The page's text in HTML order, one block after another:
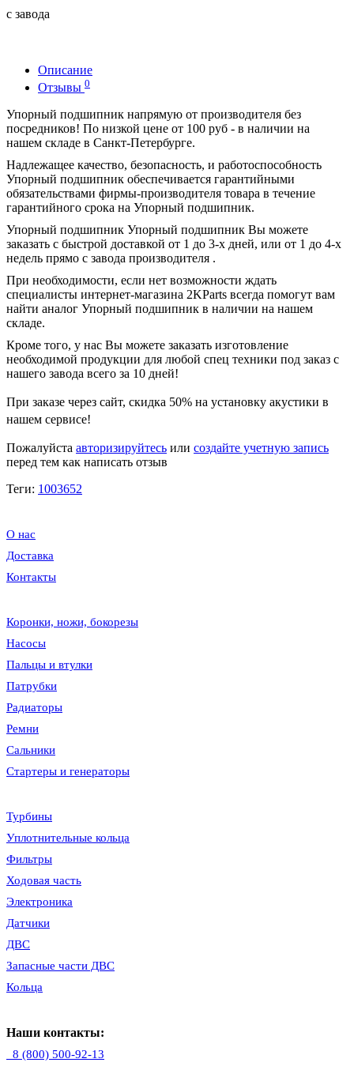
с завода
Описание
Отзывы 0
Упорный подшипник напрямую от производителя без
посредников! По низкой цене от 100 руб - в наличии на
нашем складе в Санкт-Петербурге.
Надлежащее качество, безопасность, и работоспособность
Упорный подшипник обеспечивается гарантийными
обязательствами фирмы-производителя товара в течение
гарантийного срока на Упорный подшипник.
Упорный подшипник Упорный подшипник Вы можете
заказать с быстрой доставкой от 1 до 3-х дней, или от 1 до 4-х
недель прямо с завода производителя .
При необходимости, если нет возможности ждать
специалисты интернет-магазина 2KParts всегда помогут вам
найти аналог Упорный подшипник в наличии на нашем
складе.
Кроме того, у нас Вы можете заказать изготовление
необходимой продукции для любой спец техники под заказ с
нашего завода всего за 10 дней!
При заказе через сайт, скидка 50% на установку акустики в
нашем сервисе!
Пожалуйста авторизируйтесь или создайте учетную запись
перед тем как написать отзыв
Теги: 1003652
О нас
Доставка
Контакты
Коронки, ножи, бокорезы
Насосы
Пальцы и втулки
Патрубки
Радиаторы
Ремни
Сальники
Стартеры и генераторы
Турбины
Уплотнительные кольца
Фильтры
Ходовая часть
Электроника
Датчики
ДВС
Запасные части ДВС
Кольца
Наши контакты:
8 (800) 500-92-13